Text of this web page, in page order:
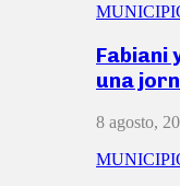
Fabiani
una
8 agosto,